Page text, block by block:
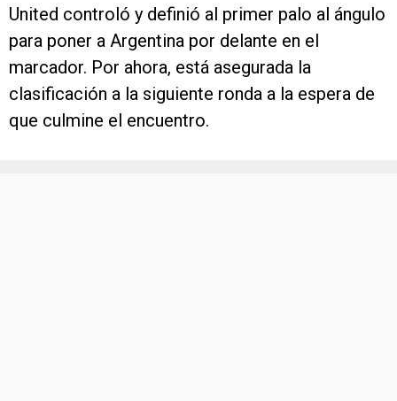
United controló y definió al primer palo al ángulo
para poner a Argentina por delante en el
marcador. Por ahora, está asegurada la
clasificación a la siguiente ronda a la espera de
que culmine el encuentro.